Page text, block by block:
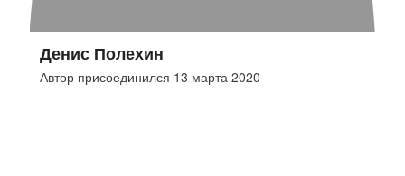
Денис Полехин
Автор присоединился 13 марта 2020